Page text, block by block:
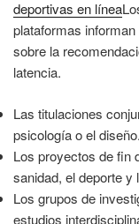
deportivas en línea
plataformas
sobre la
latencia.
Las titulaciones
psicología o el diseño.
Los proyectos de fin
sanidad, el deporte y
Los grupos de
estudios